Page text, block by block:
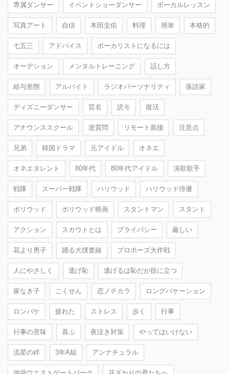
専属ダンサー イベントショーダンサー ボーカルレッスン
写真アート 自信 本田圭佑 料理 簡単 本格的
七五三 アドバイス ボーカリストになるには
オーデション メンタルトレーニング 話し方
給与形態 アルバイト ラジオパーソナリティ 落語家
ディズニーダンサー 芸名 読モ 復活
アナウンススクール 逆質問 リモート面接 注意点
兄弟 韓国ドラマ 元アイドル オネエ
オネエタレント 80年代 80年代アイドル 演歌歌手
戦隊 スーパー戦隊 ハリウッド ハリウッド俳優
ボリウッド ボリウッド映画 スタントマン スタント
アクション スカウトとは プライバシー 厳しい
花より男子 踊る大捜査線 プロポーズ大作戦
人にやさしく 逃げ恥 逃げるは恥だが役に立つ
家なき子 ごくせん 恋ノチカラ ロングバケーション
ロンバケ 疲れた ストレス 歩く 行事
行事の意味 喜ぶ 夜泣き対策 やってはいけない
流星の絆 3年A組 アンナチュラル